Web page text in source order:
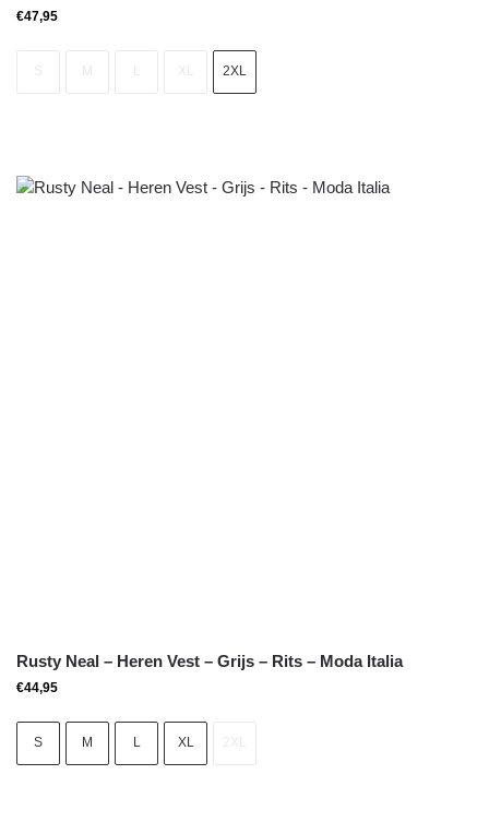
€47,95
2XL
Rusty Neal – Heren Vest – Grijs – Rits – Moda Italia
€44,95
S M L XL